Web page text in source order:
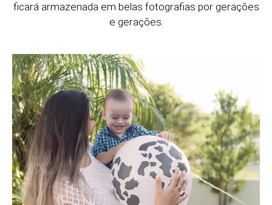
ficará armazenada em belas fotografias por gerações
e gerações.